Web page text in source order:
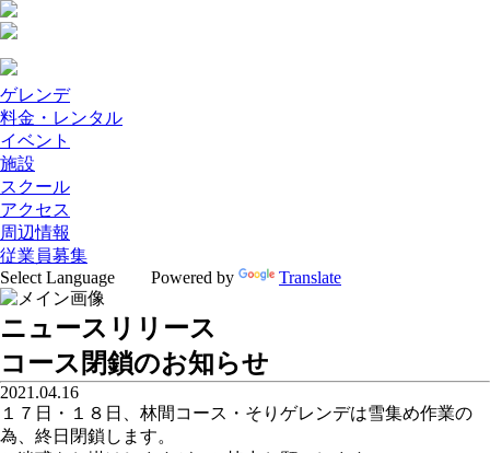
ゲレンデ
料金・レンタル
イベント
施設
スクール
アクセス
周辺情報
従業員募集
Powered by
Translate
ニュースリリース
コース閉鎖のお知らせ
2021.04.16
１７日・１８日、林間コース・そりゲレンデは雪集め作業の
為、終日閉鎖します。